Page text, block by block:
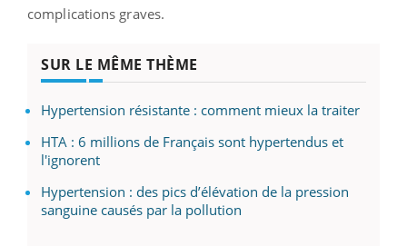
complications graves.
SUR LE MÊME THÈME
Hypertension résistante : comment mieux la traiter
HTA : 6 millions de Français sont hypertendus et
l'ignorent
Hypertension : des pics d’élévation de la pression
sanguine causés par la pollution